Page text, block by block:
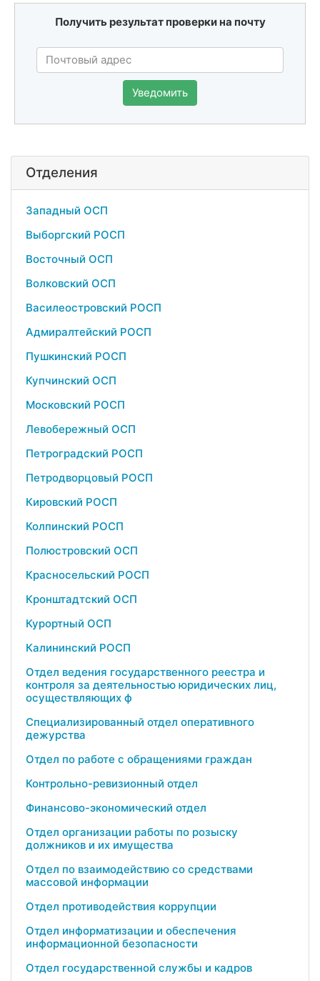
Получить результат проверки на почту
Уведомить
Отделения
Западный ОСП
Выборгский РОСП
Восточный ОСП
Волковский ОСП
Василеостровский РОСП
Адмиралтейский РОСП
Пушкинский РОСП
Купчинский ОСП
Московский РОСП
Левобережный ОСП
Петроградский РОСП
Петродворцовый РОСП
Кировский РОСП
Колпинский РОСП
Полюстровский ОСП
Красносельский РОСП
Кронштадтский ОСП
Курортный ОСП
Калининский РОСП
Отдел ведения государственного реестра и
контроля за деятельностью юридических лиц,
осуществляющих ф
Специализированный отдел оперативного
дежурства
Отдел по работе с обращениями граждан
Контрольно-ревизионный отдел
Финансово-экономический отдел
Отдел организации работы по розыску
должников и их имущества
Отдел по взаимодействию со средствами
массовой информации
Отдел противодействия коррупции
Отдел информатизации и обеспечения
информационной безопасности
Отдел государственной службы и кадров